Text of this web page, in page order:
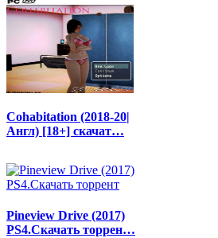
Cohabitation (2018-20|
Англ) [18+] скачат…
Pineview Drive (2017)
PS4.Скачать торрен…